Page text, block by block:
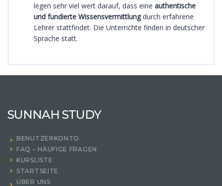
legen sehr viel wert darauf, dass eine authentische
und fundierte Wissensvermittlungdurch erfahrene
Lehrer stattfindet. Die Unterrichte finden in deutscher
Sprache statt.
SUNNAH STUDY
BENUTZERKONTO
FAQ – HÄUFIGE FRAGEN
KURSLISTE
STARTSEITE
ÜBER UNS